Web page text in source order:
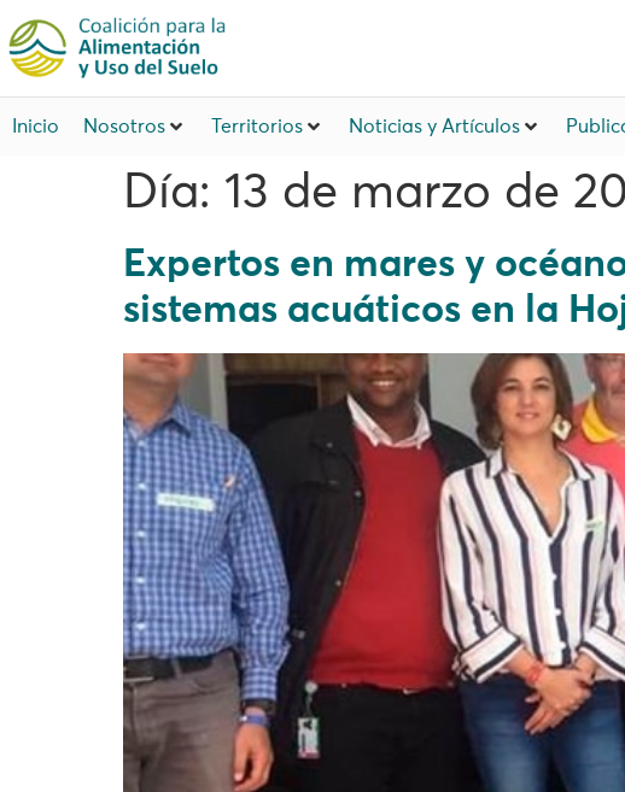
Inicio Nosotros Territorios Noticias y Artículos
Día: 13 de marzo de
Expertos en mares y
sistemas acuáticos en la